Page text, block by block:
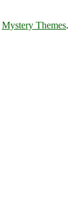
Mystery Themes.